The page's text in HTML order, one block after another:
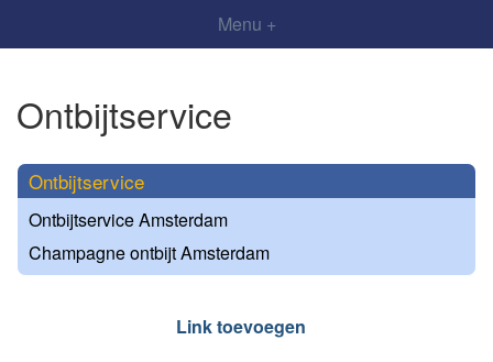
Menu +
Ontbijtservice
Ontbijtservice
Ontbijtservice Amsterdam
Champagne ontbijt Amsterdam
Link toevoegen